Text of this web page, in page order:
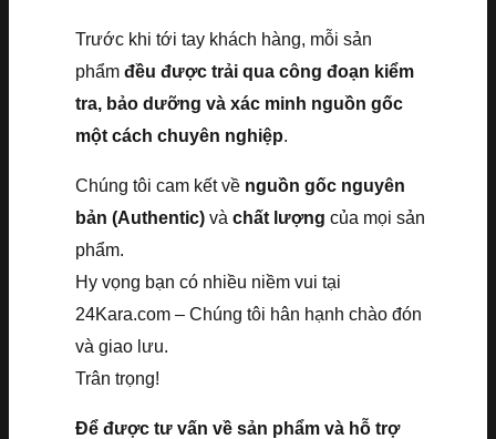
Trước khi tới tay khách hàng, mỗi sản
phẩm đều được trải qua công đoạn kiểm
tra, bảo dưỡng và xác minh nguồn gốc
một cách chuyên nghiệp.
Chúng tôi cam kết về nguồn gốc nguyên
bản (Authentic) và chất lượng của mọi sản
phẩm.
Hy vọng bạn có nhiều niềm vui tại
24Kara.com – Chúng tôi hân hạnh chào đón
và giao lưu.
Trân trọng!
Để được tư vấn về sản phẩm và hỗ trợ